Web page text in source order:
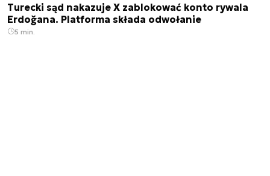
Turecki sąd nakazuje X zablokować konto rywala
Erdoğana. Platforma składa odwołanie
5 min.